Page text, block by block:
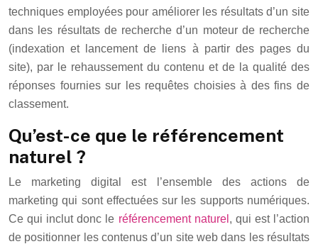
techniques employées pour améliorer les résultats d’un site
dans les résultats de recherche d’un moteur de recherche
(indexation et lancement de liens à partir des pages du
site), par le rehaussement du contenu et de la qualité des
réponses fournies sur les requêtes choisies à des fins de
classement.
Qu’est-ce que le référencement
naturel ?
Le marketing digital est l’ensemble des actions de
marketing qui sont effectuées sur les supports numériques.
Ce qui inclut donc le référencement naturel , qui est l’action
de positionner les contenus d’un site web dans les résultats